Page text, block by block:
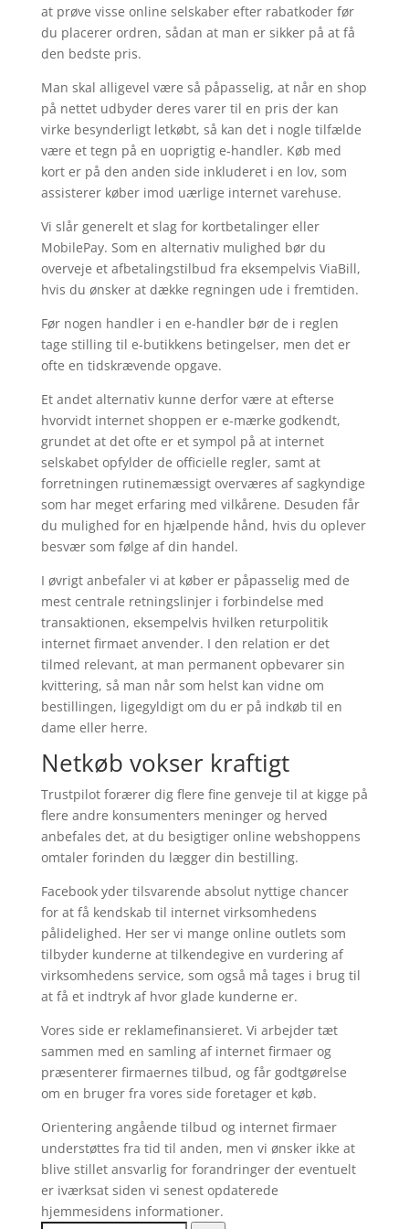
at prøve visse online selskaber efter rabatkoder før
du placerer ordren, sådan at man er sikker på at få
den bedste pris.
Man skal alligevel være så påpasselig, at når en shop
på nettet udbyder deres varer til en pris der kan
virke besynderligt letkøbt, så kan det i nogle tilfælde
være et tegn på en uoprigtig e-handler. Køb med
kort er på den anden side inkluderet i en lov, som
assisterer køber imod uærlige internet varehuse.
Vi slår generelt et slag for kortbetalinger eller
MobilePay. Som en alternativ mulighed bør du
overveje et afbetalingstilbud fra eksempelvis ViaBill,
hvis du ønsker at dække regningen ude i fremtiden.
Før nogen handler i en e-handler bør de i reglen
tage stilling til e-butikkens betingelser, men det er
ofte en tidskrævende opgave.
Et andet alternativ kunne derfor være at efterse
hvorvidt internet shoppen er e-mærke godkendt,
grundet at det ofte er et sympol på at internet
selskabet opfylder de officielle regler, samt at
forretningen rutinemæssigt overværes af sagkyndige
som har meget erfaring med vilkårene. Desuden får
du mulighed for en hjælpende hånd, hvis du oplever
besvær som følge af din handel.
I øvrigt anbefaler vi at køber er påpasselig med de
mest centrale retningslinjer i forbindelse med
transaktionen, eksempelvis hvilken returpolitik
internet firmaet anvender. I den relation er det
tilmed relevant, at man permanent opbevarer sin
kvittering, så man når som helst kan vidne om
bestillingen, ligegyldigt om du er på indkøb til en
dame eller herre.
Netkøb vokser kraftigt
Trustpilot forærer dig flere fine genveje til at kigge på
flere andre konsumenters meninger og herved
anbefales det, at du besigtiger online webshoppens
omtaler forinden du lægger din bestilling.
Facebook yder tilsvarende absolut nyttige chancer
for at få kendskab til internet virksomhedens
pålidelighed. Her ser vi mange online outlets som
tilbyder kunderne at tilkendegive en vurdering af
virksomhedens service, som også må tages i brug til
at få et indtryk af hvor glade kunderne er.
Vores side er reklamefinansieret. Vi arbejder tæt
sammen med en samling af internet firmaer og
præsenterer firmaernes tilbud, og får godtgørelse
om en bruger fra vores side foretager et køb.
Orientering angående tilbud og internet firmaer
understøttes fra tid til anden, men vi ønsker ikke at
blive stillet ansvarlig for forandringer der eventuelt
er iværksat siden vi senest opdaterede
hjemmesidens informationer.